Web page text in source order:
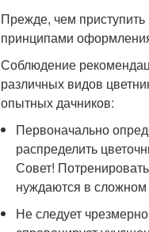
Прежде, чем
принципами
Соблюдение
различных видов
опытных дачников:
Первоначально
распределить
​Совет!
нуждаются в сложном
Не следует